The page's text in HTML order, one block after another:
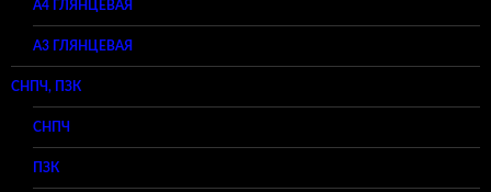
А4 ГЛЯНЦЕВАЯ
A3 ГЛЯНЦЕВАЯ
СНПЧ, ПЗК
СНПЧ
ПЗК